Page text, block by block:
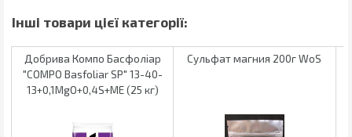
Добрива Компо Басфоліар
"COMPO Basfoliar SP" 13-40-
13+0,1MgO+0,4S+ME (25 кг)
Сульфат магния 200г WoS